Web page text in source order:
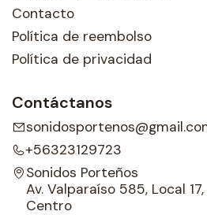
Contacto
Política de reembolso
Política de privacidad
Contáctanos
+56323129723
Sonidos Porteños
Av. Valparaíso 585, Local
Centro